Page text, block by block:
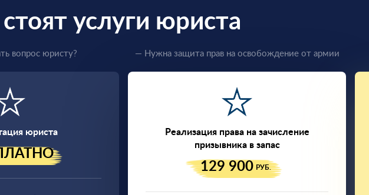
услуги юриста
вопрос юристу?
юриста
— Нужна защита прав на освобождение от армии
Реализация права на зачисление
призывника в запас
129 900 РУБ.